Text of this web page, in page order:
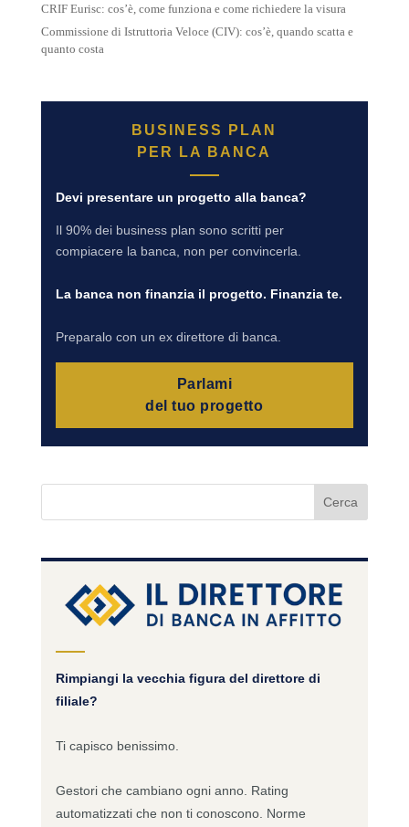
CRIF Eurisc: cos’è, come funziona e come richiedere la visura
Commissione di Istruttoria Veloce (CIV): cos’è, quando scatta e
quanto costa
BUSINESS PLAN
PER LA BANCA
Devi presentare un progetto alla banca?
Il 90% dei business plan sono scritti per
compiacere la banca, non per convincerla.
La banca non finanzia il progetto. Finanzia te.
Preparalo con un ex direttore di banca.
Parlami
del tuo progetto
Rimpiangi la vecchia figura del direttore di
filiale?
Ti capisco benissimo.
Gestori che cambiano ogni anno. Rating
automatizzati che non ti conoscono. Norme